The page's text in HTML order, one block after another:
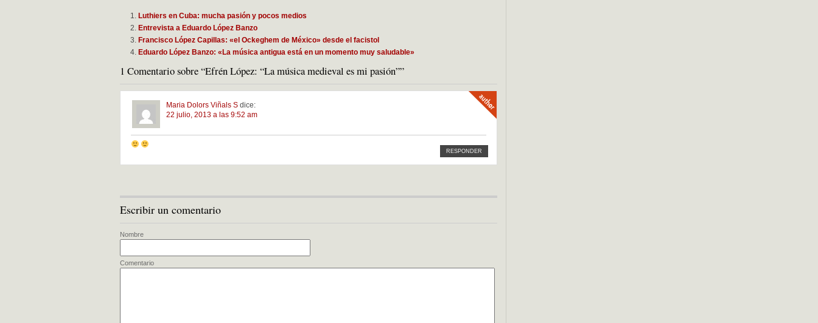
Luthiers en Cuba: mucha pasión y pocos medios
Entrevista a Eduardo López Banzo
Francisco López Capillas: «el Ockeghem de México» desde el facistol
Eduardo López Banzo: «La música antigua está en un momento muy saludable»
1 Comentario sobre “Efrén López: “La música medieval es mi pasión””
Maria Dolors Viñals S dice:
22 julio, 2013 a las 9:52 am
RESPONDER
Escribir un comentario
Nombre
Comentario